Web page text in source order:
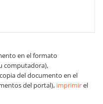
en el formato
computadora),
del documento en el
del portal), imprimirel